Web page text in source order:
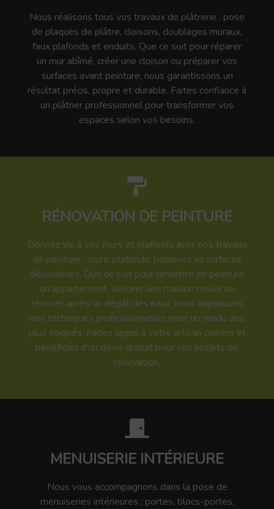
Nous réalisons tous vos travaux de plâtrerie : pose
de plaques de plâtre, cloisons, doublages muraux,
faux plafonds et enduits. Que ce soit pour réparer
un mur abîmé, créer une cloison ou préparer vos
surfaces avant peinture, nous garantissons un
résultat précis, propre et durable. Faites confiance à
un plâtrier professionnel pour transformer vos
espaces selon vos besoins.
RÉNOVATION DE PEINTURE
Donnez vie à vos murs et plafonds avec nos travaux
de peinture : murs, plafonds, boiseries et surfaces
décoratives. Que ce soit pour remettre en peinture
un appartement, décorer une maison neuve ou
rénover après un dégât des eaux, nous appliquons
des techniques professionnelles pour un rendu des
plus soignés. Faites appel à votre artisan peintre et
bénéficiez d’un devis gratuit pour vos projets de
rénovation.
MENUISERIE INTÉRIEURE
Nous vous accompagnons dans la pose de
menuiseries intérieures : portes, blocs-portes,